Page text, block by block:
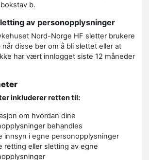
b.
av personopplysninger
Nord-Norge HF sletter brukere
disse ber om å bli slettet eller at
har vært innlogget siste 12 måneder
inkluderer retten til:
om hvordan dine
behandles
innsyn i egne personopplysninger
retting eller sletting av egne